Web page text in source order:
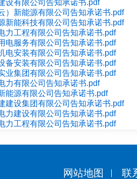
设有限公司告知承诺书.pdf
）新能源有限公司告知承诺书.pdf
新能科技有限公司告知承诺书.pdf
力工程有限公司告知承诺书.pdf
电服务有限公司告知承诺书.pdf
电安装有限公司告知承诺书.pdf
备安装有限公司告知承诺书.pdf
业集团有限公司告知承诺书.pdf
力有限公司告知承诺书.pdf
能源有限公司告知承诺书.pdf
建设集团有限公司告知承诺书.pdf
力建设有限公司告知承诺书.pdf
力工程有限公司告知承诺书.pdf
网站地图 联